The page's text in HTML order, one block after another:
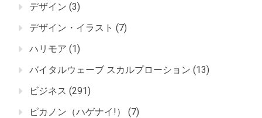
デザイン (3)
デザイン・イラスト (7)
ハリモア (1)
バイタルウェーブ スカルプローション (13)
ビジネス (291)
ピカノン（ハゲナイ!）
(7)